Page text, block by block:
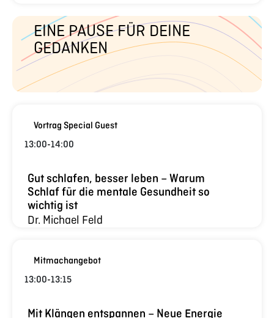
EINE PAUSE FÜR DEINE
GEDANKEN
Vortrag Special Guest
13:00-14:00
Gut schlafen, besser leben – Warum
Schlaf für die mentale Gesundheit so
wichtig ist
Dr. Michael Feld
Mitmachangebot
13:00-13:15
Mit Klängen entspannen – Neue Energie